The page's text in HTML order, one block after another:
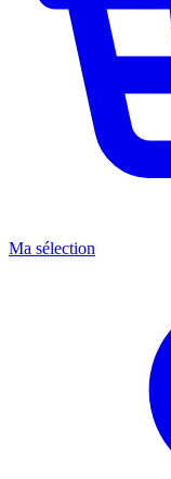
Ma sélection